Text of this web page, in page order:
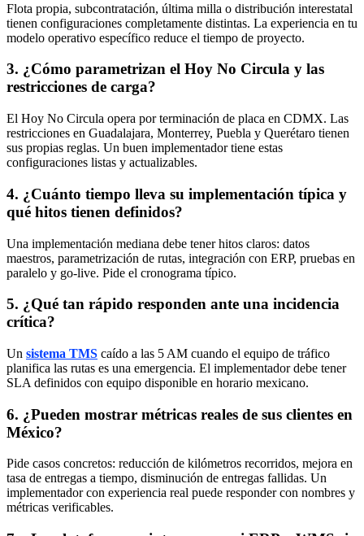
Flota propia, subcontratación, última milla o distribución interestatal
tienen configuraciones completamente distintas. La experiencia en tu
modelo operativo específico reduce el tiempo de proyecto.
3. ¿Cómo parametrizan el Hoy No Circula y las
restricciones de carga?
El Hoy No Circula opera por terminación de placa en CDMX. Las
restricciones en Guadalajara, Monterrey, Puebla y Querétaro tienen
sus propias reglas. Un buen implementador tiene estas
configuraciones listas y actualizables.
4. ¿Cuánto tiempo lleva su implementación típica y
qué hitos tienen definidos?
Una implementación mediana debe tener hitos claros: datos
maestros, parametrización de rutas, integración con ERP, pruebas en
paralelo y go-live. Pide el cronograma típico.
5. ¿Qué tan rápido responden ante una incidencia
crítica?
Un sistema TMS caído a las 5 AM cuando el equipo de tráfico
planifica las rutas es una emergencia. El implementador debe tener
SLA definidos con equipo disponible en horario mexicano.
6. ¿Pueden mostrar métricas reales de sus clientes en
México?
Pide casos concretos: reducción de kilómetros recorridos, mejora en
tasa de entregas a tiempo, disminución de entregas fallidas. Un
implementador con experiencia real puede responder con nombres y
métricas verificables.